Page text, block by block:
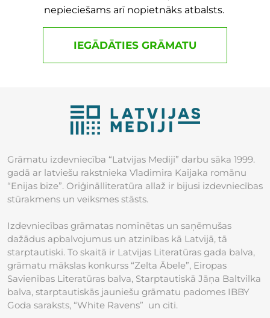
nepieciešams arī nopietnāks atbalsts.
IEGĀDĀTIES GRĀMATU
Grāmatu izdevniecība “Latvijas Mediji” darbu sāka 1999.
gadā ar latviešu rakstnieka Vladimira Kaijaka romānu
“Enijas bize”. Oriģinālliteratūra allaž ir bijusi izdevniecības
stūrakmens un veiksmes stāsts.
Izdevniecības grāmatas nominētas un saņēmušas
dažādus apbalvojumus un atzinības kā Latvijā, tā
starptautiski. To skaitā ir Latvijas Literatūras gada balva,
grāmatu mākslas konkurss “Zelta Ābele”, Eiropas
Savienības Literatūras balva, Starptautiskā Jāņa Baltvilka
balva, starptautiskās jauniešu grāmatu padomes IBBY
Goda saraksts, “White Ravens” un citi.